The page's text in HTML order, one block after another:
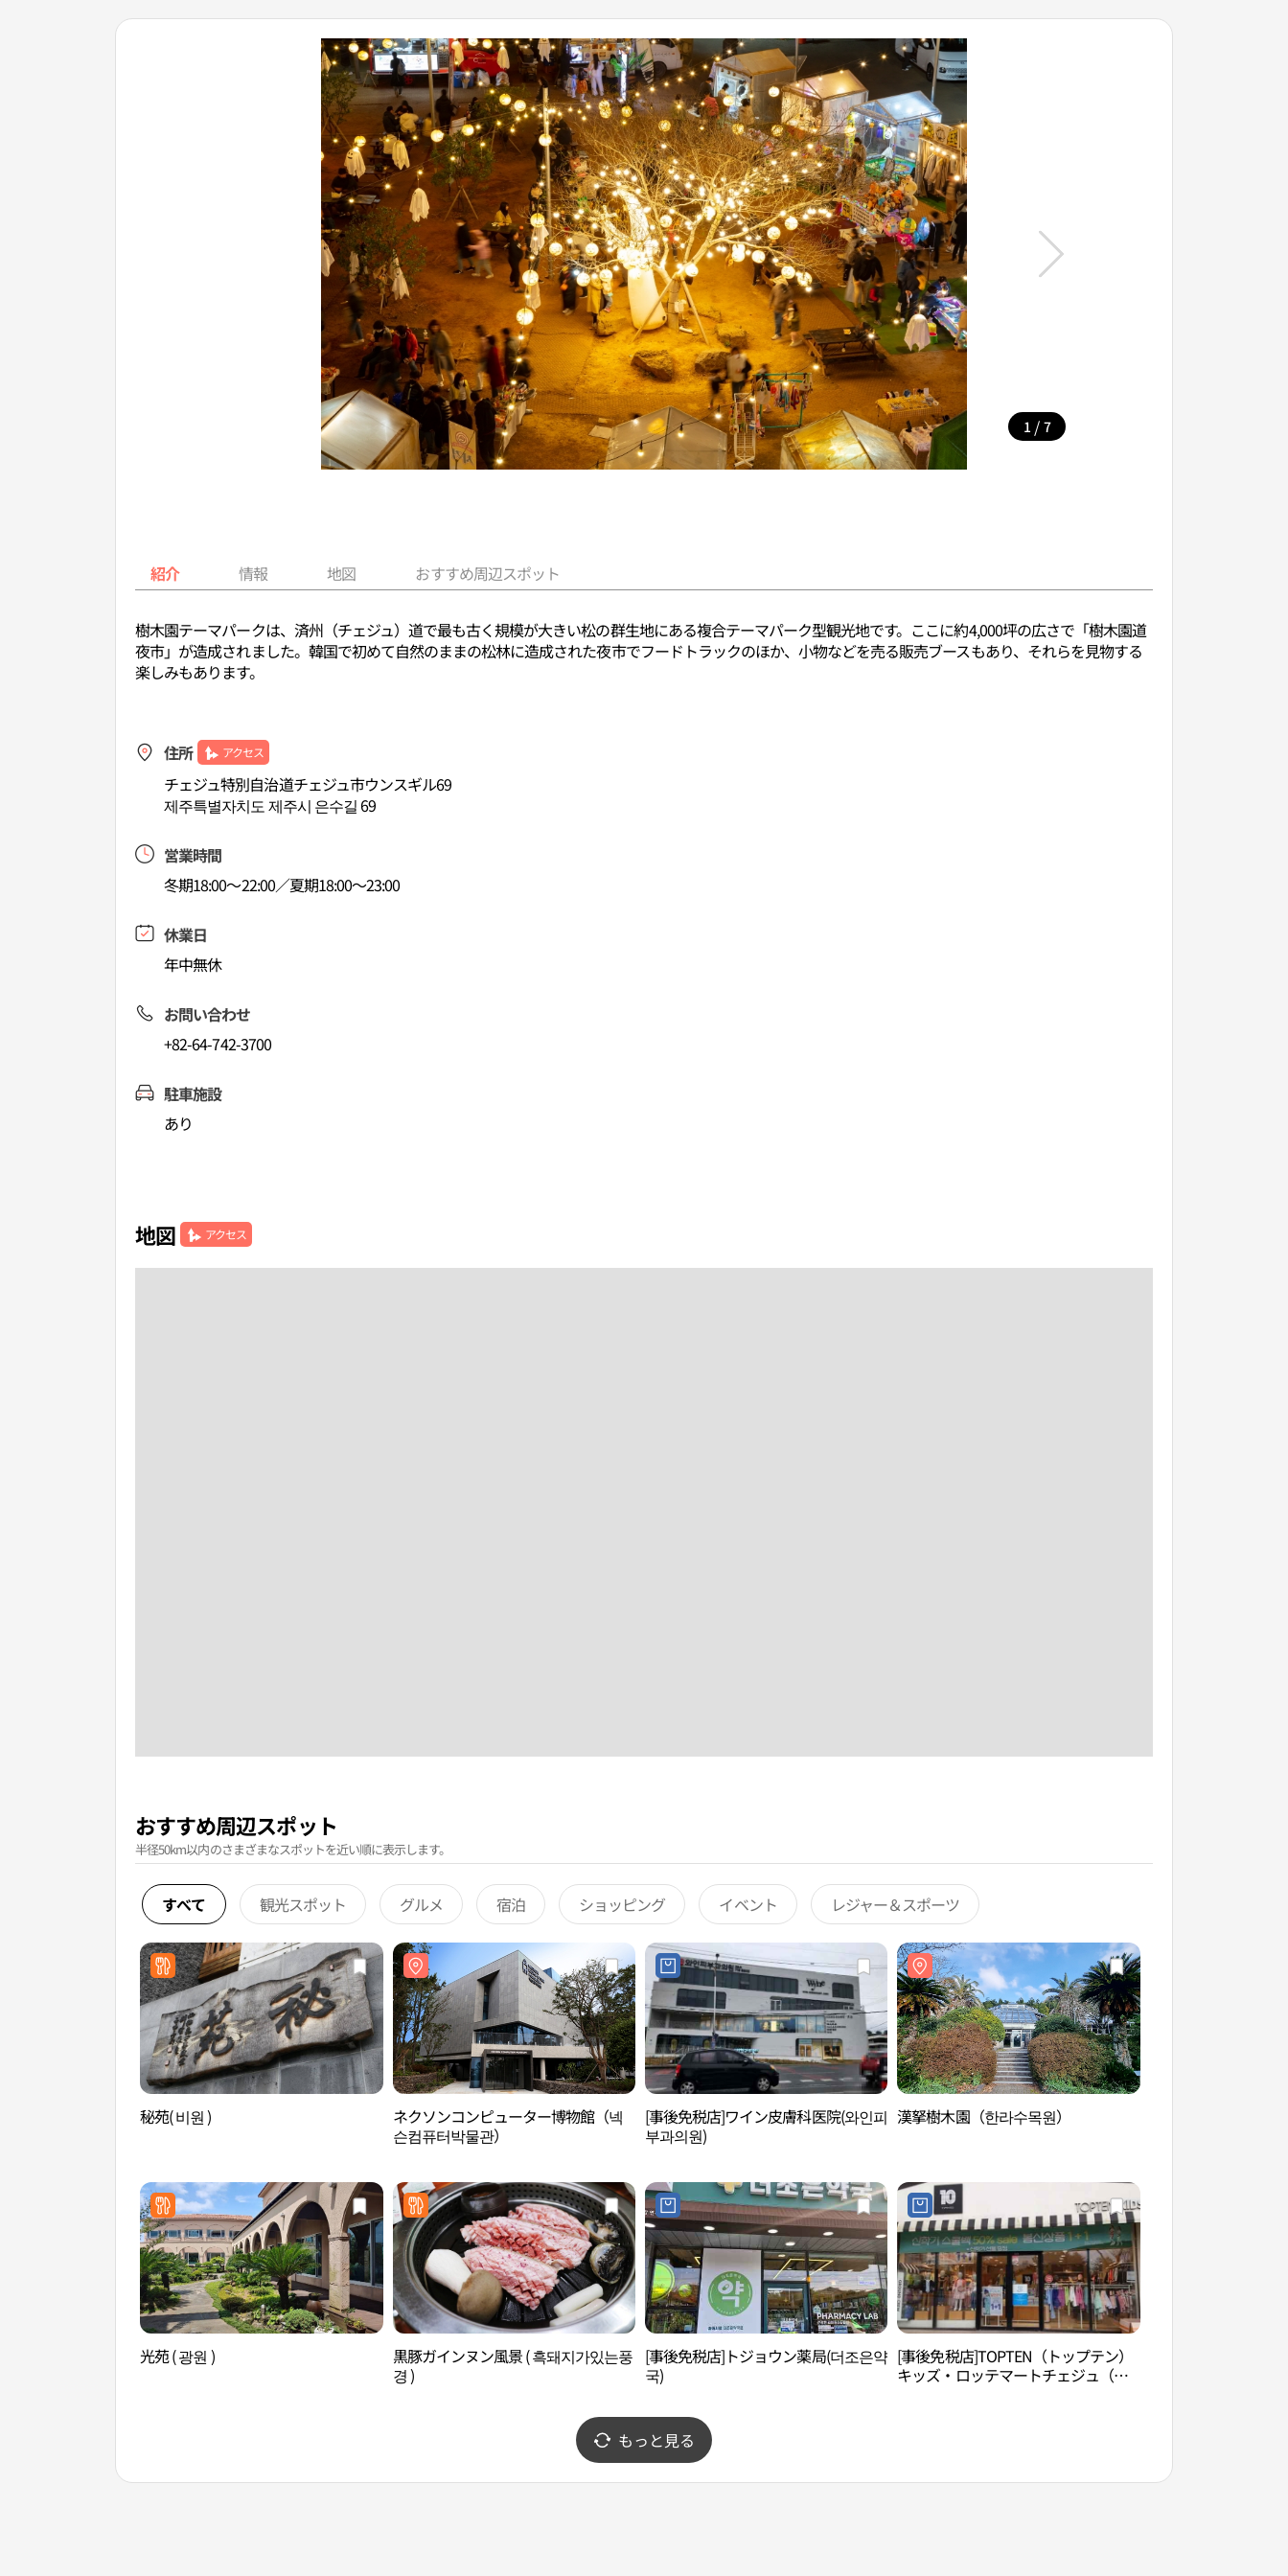
1 / 7
紹介 情報 地図 おすすめ周辺スポット
樹木園テーマパークは、済州（チェジュ）道で最も古く規模が大きい松の群生地にある複合テーマパーク型観光地です。ここに約4,000坪の広さで「樹木園道
夜市」が造成されました。韓国で初めて自然のままの松林に造成された夜市でフードトラックのほか、小物などを売る販売ブースもあり、それらを見物する
楽しみもあります。
住所 アクセス
チェジュ特別自治道チェジュ市ウンスギル69
제주특별자치도 제주시 은수길 69
営業時間
冬期18:00～22:00／夏期18:00～23:00
休業日
年中無休
お問い合わせ
+82-64-742-3700
駐車施設
あり
地図 アクセス
おすすめ周辺スポット
半径50km以内のさまざまなスポットを近い順に表示します。
すべて 観光スポット グルメ 宿泊 ショッピング イベント レジャー＆スポーツ
秘苑( 비원 )
ネクソンコンピューター博物館（넥
슨컴퓨터박물관）
[事後免税店]ワイン皮膚科医院(와인피
부과의원)
漢拏樹木園（한라수목원）
光苑 ( 광원 )
黒豚ガインヌン風景 ( 흑돼지가있는풍
경 )
[事後免税店]トジョウン薬局(더조은약
국)
[事後免税店]TOPTEN（トップテン）
キッズ・ロッテマートチェジュ（済
もっと見る